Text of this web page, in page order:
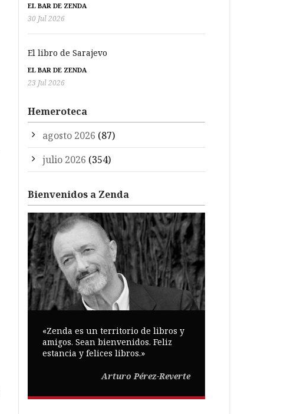
EL BAR DE ZENDA
30 Jul 2026
El libro de Sarajevo
EL BAR DE ZENDA
23 Jul 2026
Hemeroteca
agosto 2026 (87)
julio 2026 (354)
Bienvenidos a Zenda
«Zenda es un territorio de libros y
amigos. Sean bienvenidos. Feliz
estancia y felices libros.»
Arturo Pérez-Reverte